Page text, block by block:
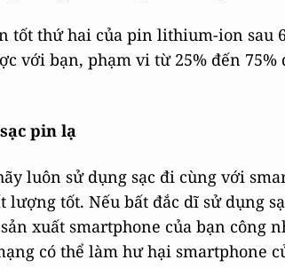
tốt thứ hai của pin lithium-ion sau
với bạn, phạm vi từ 25% đến
pin lạ
luôn sử dụng sạc đi cùng với
lượng tốt. Nếu bất đắc dĩ sử dụng
xuất smartphone của bạn công
có thể làm hư hại smartphone